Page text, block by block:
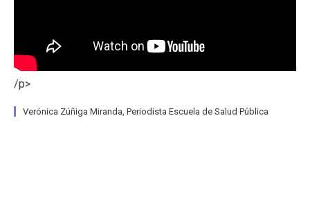
/p>
Verónica Zúñiga Miranda, Periodista Escuela de Salud Pública